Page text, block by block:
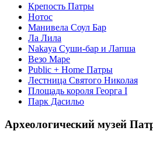
Крепость Патры
Нотос
Манивела Соул Бар
Ла Лила
Nakaya Суши-бар и Лапша
Везо Маре
Public + Home Патры
Лестница Святого Николая
Площадь короля Георга I
Парк Дасильо
Археологический музей